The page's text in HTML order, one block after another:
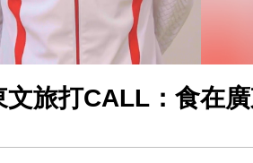
旅打CALL：食在